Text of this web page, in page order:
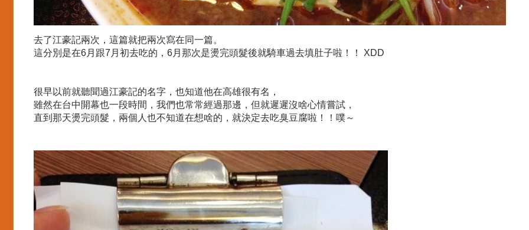
去了江豪記兩次，這篇就把兩次寫在同一篇。
這分別是在6月跟7月初去吃的，6月那次是燙完頭髮後就騎車過去填肚子啦！！ XDD
很早以前就聽聞過江豪記的名字，也知道他在高雄很有名，
雖然在台中開幕也一段時間，我們也常常經過那邊，但就遲遲沒啥心情嘗試，
直到那天燙完頭髮，兩個人也不知道在想啥的，就決定去吃臭豆腐啦！！噗～